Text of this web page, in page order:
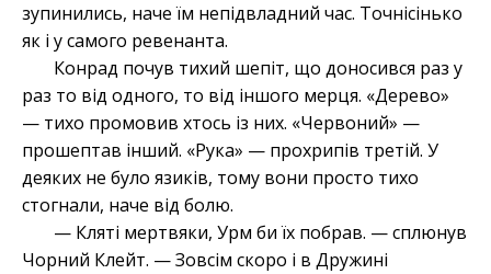
зупинились, наче їм непідвладний час. Точнісінько
як і у самого ревенанта.
Конрад почув тихий шепіт, що доносився раз у
раз то від одного, то від іншого мерця. «Дерево»
— тихо промовив хтось із них. «Червоний» —
прошептав інший. «Рука» — прохрипів третій. У
деяких не було язиків, тому вони просто тихо
стогнали, наче від болю.
— Кляті мертвяки, Урм би їх побрав. — сплюнув
Чорний Клейт. — Зовсім скоро і в Дружині